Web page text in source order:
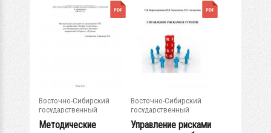
Восточно-Сибирский
государственный
университет...
Методические
Восточно-Сибирский
государственный
университет...
Управление рисками